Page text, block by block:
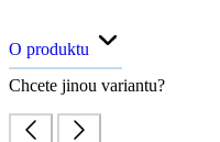
O produktu
Chcete jinou variantu?